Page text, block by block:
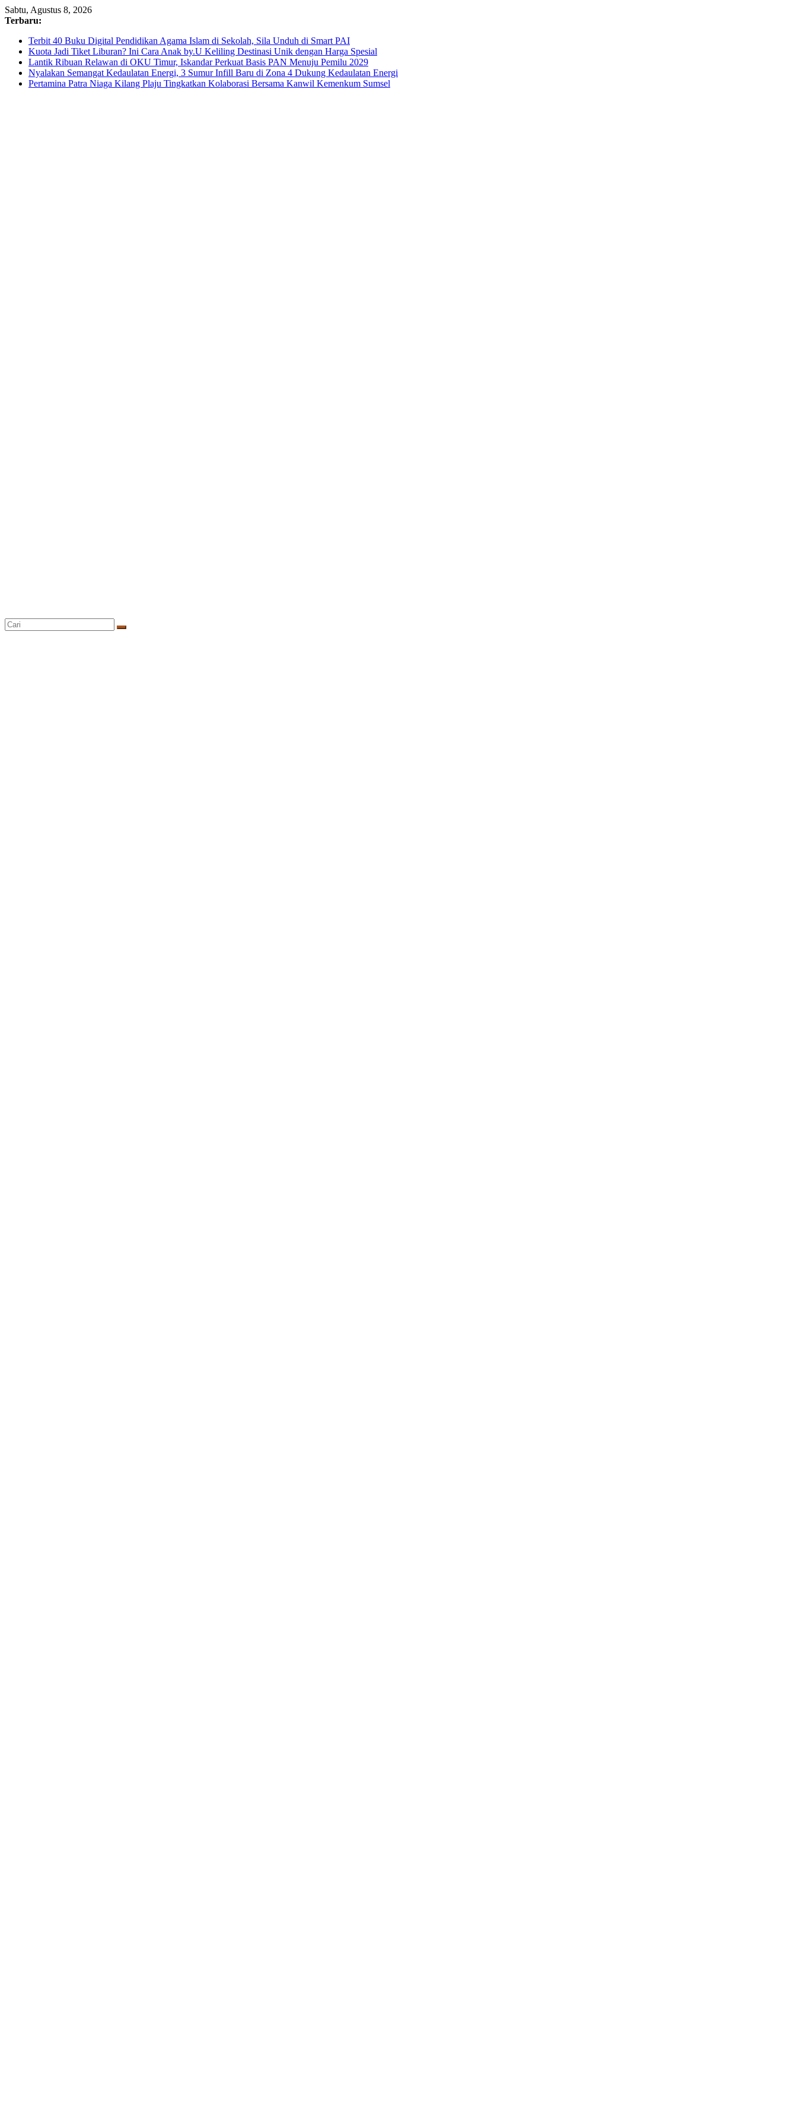
Skip
to
Sabtu, Agustus 8, 2026
Terbaru:
Terbit 40 Buku Digital Pendidikan Agama Islam di Sekolah, Sila Unduh di Smart PAI
Kuota Jadi Tiket Liburan? Ini Cara Anak by.U Keliling Destinasi Unik dengan Harga Spesial
Lantik Ribuan Relawan di OKU Timur, Iskandar Perkuat Basis PAN Menuju Pemilu 2029
Nyalakan Semangat Kedaulatan Energi, 3 Sumur Infill Baru di Zona 4 Dukung Kedaulatan Energi
Pertamina Patra Niaga Kilang Plaju Tingkatkan Kolaborasi Bersama Kanwil Kemenkum Sumsel